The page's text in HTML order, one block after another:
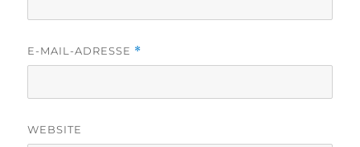
E-MAIL-ADRESSE *
WEBSITE